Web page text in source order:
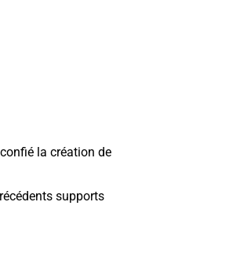
confié lacréation de
supports